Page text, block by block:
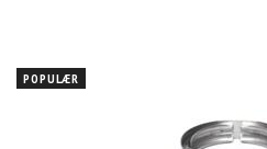
POPULÆR